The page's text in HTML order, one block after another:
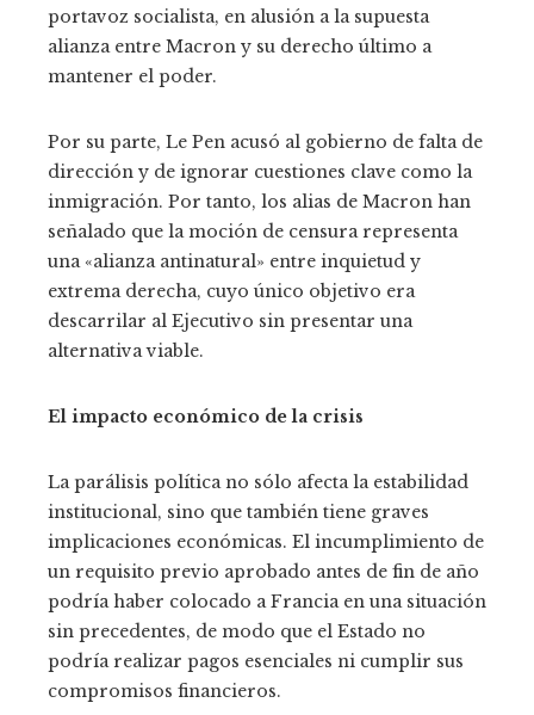
portavoz socialista, en alusión a la supuesta
alianza entre Macron y su derecho último a
mantener el poder.
Por su parte, Le Pen acusó al gobierno de falta de
dirección y de ignorar cuestiones clave como la
inmigración. Por tanto, los alias de Macron han
señalado que la moción de censura representa
una «alianza antinatural» entre inquietud y
extrema derecha, cuyo único objetivo era
descarrilar al Ejecutivo sin presentar una
alternativa viable.
El impacto económico de la crisis
La parálisis política no sólo afecta la estabilidad
institucional, sino que también tiene graves
implicaciones económicas. El incumplimiento de
un requisito previo aprobado antes de fin de año
podría haber colocado a Francia en una situación
sin precedentes, de modo que el Estado no
podría realizar pagos esenciales ni cumplir sus
compromisos financieros.